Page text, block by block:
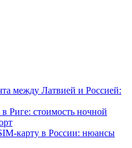
между Латвией и Россией:
Риге: стоимость ночной
карту в России: нюансы